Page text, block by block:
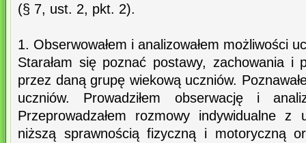
(§ 7, ust. 2, pkt. 2).
1. Obserwowałem i analizowałem możliwości
Starałam się poznać postawy, zachowania i
przez daną grupę wiekową uczniów.
uczniów. Prowadziłem obserwację i
Przeprowadzałem rozmowy indywidualne
niższą sprawnością fizyczną i motoryczną